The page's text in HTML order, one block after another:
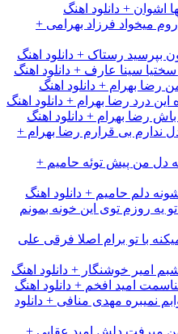
اشوان + دانلود اهنگ
میخواد فرزاد بهرامی +
بپرسید رستاک + دانلود اهنگ
سختیا سینا عارف + دانلود اهنگ
رضا بهرام + دانلود اهنگ
درد رضا بهرام + دانلود اهنگ
رضا بهرام + دانلود اهنگ
ندارم بی قرارم رضا بهرام +
من پیش توئه حامیم +
دلم حامیم + دانلود اهنگ
یه روزم توی این خونه بمونم
با تو برام اصلا فرقی علی
امیر خوشنگار + دانلود اهنگ
امید افخم + دانلود اهنگ
نمیبره مهدی منافی + دانلود
میرفت دلش امید عقابی +